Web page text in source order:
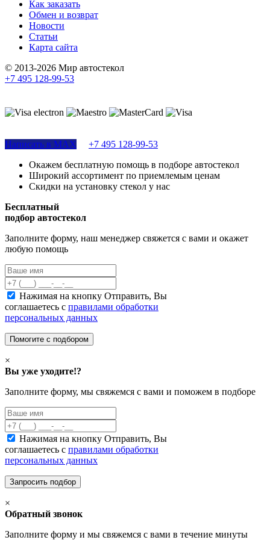
Как заказать
Обмен и возврат
Новости
Статьи
Карта сайта
© 2013-2026 Мир автостекол
+7 495 128-99-53
Написать в MAX
+7 495 128-99-53
Окажем бесплатную помощь в подборе автостекол
Широкий ассортимент по приемлемым ценам
Скидки на установку стекол у нас
Бесплатный
подбор автостекол
Заполните форму, наш менеджер свяжется с вами и окажет
любую помощь
Нажимая на кнопку Отправить, Вы
соглашаетесь с правилами обработки
персональных данных
×
Вы уже уходите!?
Заполните форму, мы свяжемся с вами и поможем в подборе
Нажимая на кнопку Отправить, Вы
соглашаетесь с правилами обработки
персональных данных
×
Обратный звонок
Заполните форму и мы свяжемся с вами в течение минуты